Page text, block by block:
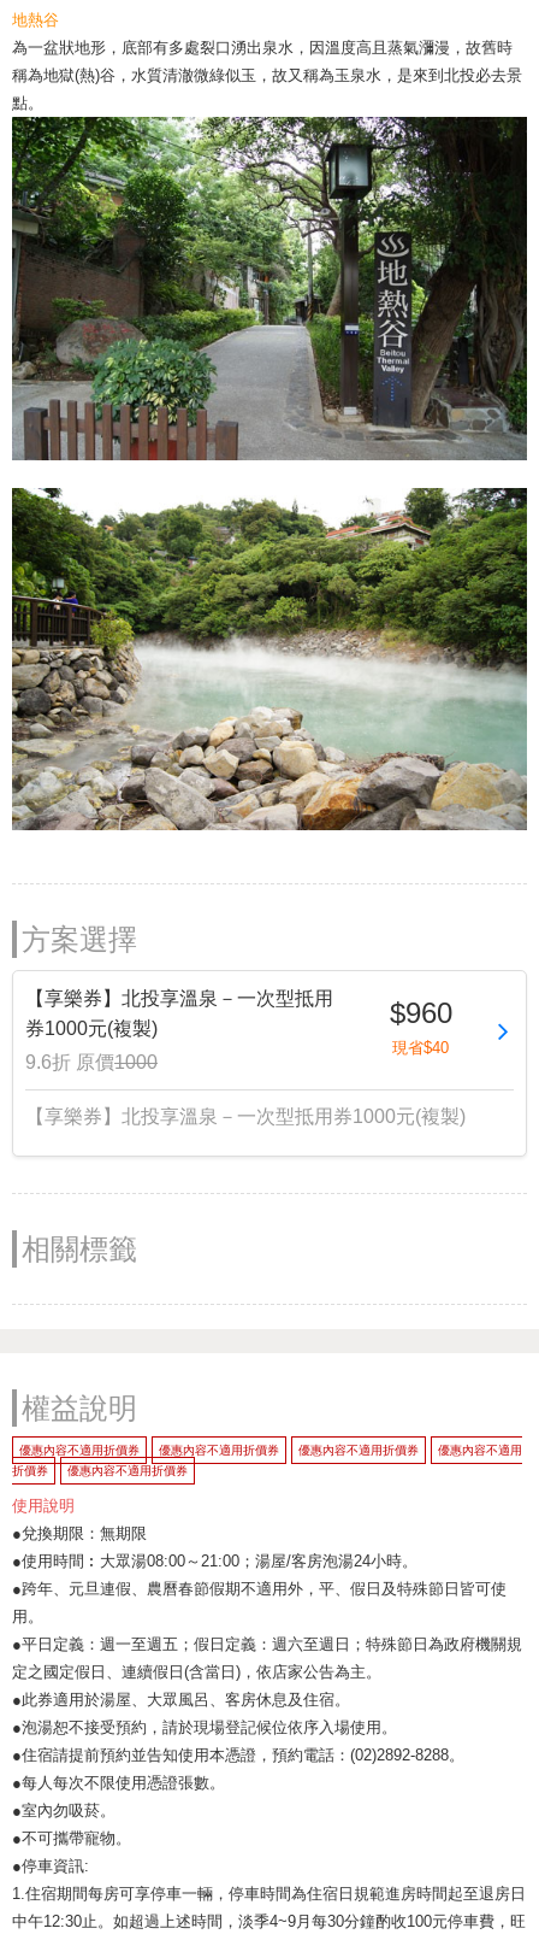
地熱谷
為一盆狀地形，底部有多處裂口湧出泉水，因溫度高且蒸氣瀰漫，故舊時
稱為地獄(熱)谷，水質清澈微綠似玉，故又稱為玉泉水，是來到北投必去景
點。
方案選擇
【享樂券】北投享溫泉－一次型抵用
券1000元(複製)
9.6折 原價1000
$960
現省$40
【享樂券】北投享溫泉－一次型抵用券1000元(複製)
相關標籤
權益說明
優惠內容不適用折價券 優惠內容不適用折價券 優惠內容不適用折價券
優惠內容不適用
折價券
優惠內容不適用折價券
使用說明
●兌換期限：無期限
●使用時間︰大眾湯08:00～21:00；湯屋/客房泡湯24小時。
●跨年、元旦連假、農曆春節假期不適用外，平、假日及特殊節日皆可使
用。
●平日定義：週一至週五；假日定義：週六至週日；特殊節日為政府機關規
定之國定假日、連續假日(含當日)，依店家公告為主。
●此券適用於湯屋、大眾風呂、客房休息及住宿。
●泡湯恕不接受預約，請於現場登記候位依序入場使用。
●住宿請提前預約並告知使用本憑證，預約電話：(02)2892-8288。
●每人每次不限使用憑證張數。
●室內勿吸菸。
●不可攜帶寵物。
●停車資訊:
1.住宿期間每房可享停車一輛，停車時間為住宿日規範進房時間起至退房日
中午12:30止。如超過上述時間，淡季4~9月每30分鐘酌收100元停車費，旺